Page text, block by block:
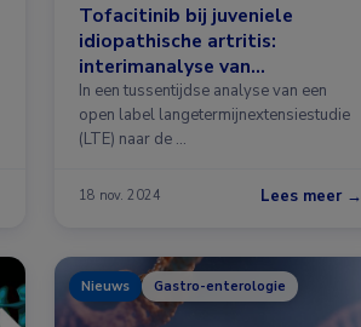
Tofacitinib bij juveniele
idiopathische artritis:
interimanalyse van
extensiestudie
In een tussentijdse analyse van een
open label langetermijnextensiestudie
(LTE) naar de …
18 nov. 2024 Lees meer →
Nieuws Gastro-enterologie